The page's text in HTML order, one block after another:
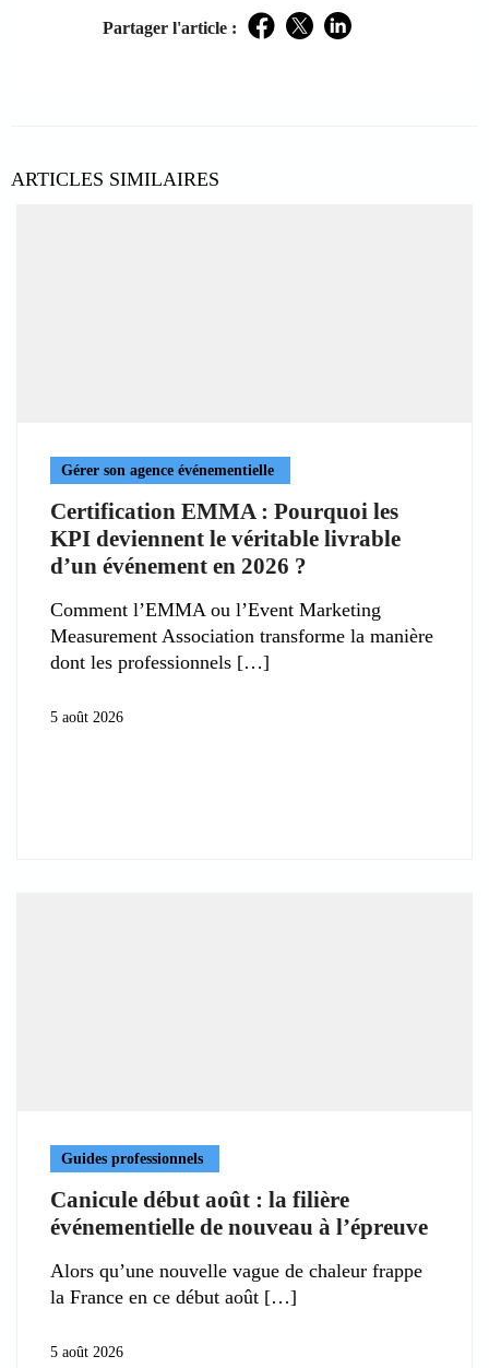
Partager l'article : Facebook
TwitterLinkedIn
ARTICLES SIMILAIRES
Gérer son agence événementielle
Certification EMMA : Pourquoi les
KPI deviennent le véritable livrable
d’un événement en 2026 ?
Comment l’EMMA ou l’Event Marketing
Measurement Association transforme la manière
dont les professionnels
5 août 2026
Guides professionnels
Canicule début août : la filière
événementielle de nouveau à l’épreuve
Alors qu’une nouvelle vague de chaleur frappe
la France en ce début août
5 août 2026